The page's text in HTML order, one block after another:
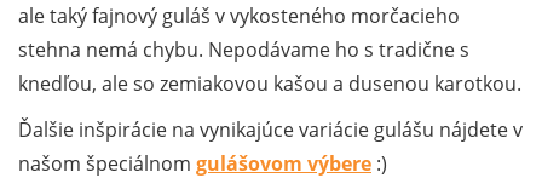
ale taký fajnový guláš v vykosteného morčacieho
stehna nemá chybu. Nepodávame ho s tradične s
knedľou, ale so zemiakovou kašou a dusenou karotkou.
Ďalšie inšpirácie na vynikajúce variácie gulášu nájdete v
našom špeciálnom gulášovom výbere :)